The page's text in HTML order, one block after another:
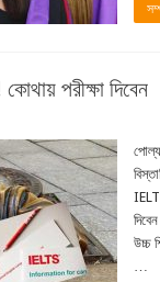
পরীক্ষা দিবেন
উচ্চ
…